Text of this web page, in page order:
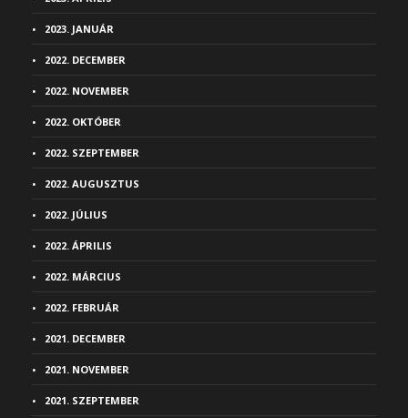
2023. JANUÁR
2022. DECEMBER
2022. NOVEMBER
2022. OKTÓBER
2022. SZEPTEMBER
2022. AUGUSZTUS
2022. JÚLIUS
2022. ÁPRILIS
2022. MÁRCIUS
2022. FEBRUÁR
2021. DECEMBER
2021. NOVEMBER
2021. SZEPTEMBER